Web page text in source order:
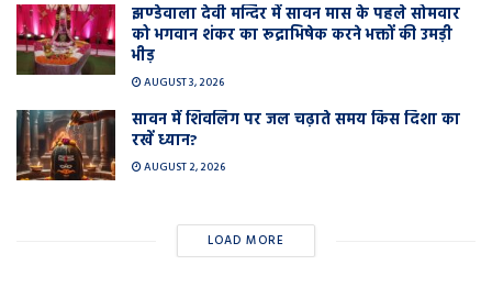
झण्डेवाला देवी मन्दिर में सावन मास के पहले सोमवार
को भगवान शंकर का रूद्राभिषेक करने भक्तों की उमड़ी
भीड़
AUGUST 3, 2026
सावन में शिवलिंग पर जल चढ़ाते समय किस दिशा का
रखें ध्यान?
AUGUST 2, 2026
LOAD MORE